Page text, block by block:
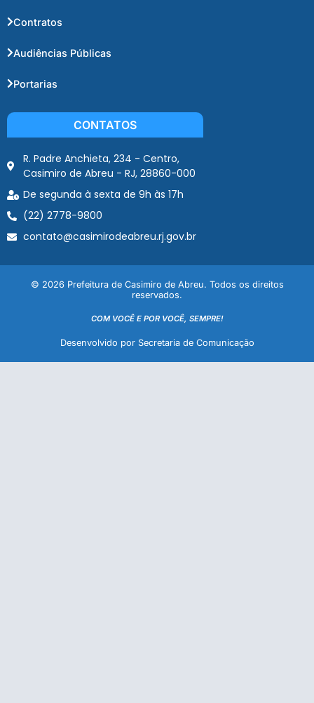
Contratos
Audiências Públicas
Portarias
CONTATOS
R. Padre Anchieta, 234 - Centro,
Casimiro de Abreu - RJ, 28860-000
De segunda à sexta de 9h às 17h
(22) 2778-9800
contato@casimirodeabreu.rj.gov.br
© 2026 Prefeitura de Casimiro de Abreu. Todos os direitos
reservados.
COM VOCÊ E POR VOCÊ, SEMPRE!
Desenvolvido por Secretaria de Comunicação